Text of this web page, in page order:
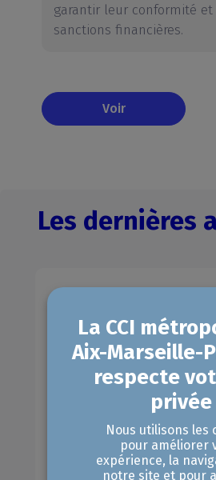
garantir leur conformité
sanctions financières.
Voir
Les dernières
Nous utilisons les
pour améliorer
expérience, la
notre site et pour